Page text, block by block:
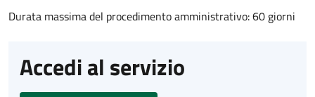
Durata massima del procedimento amministrativo: 60 giorni
Accedi al servizio